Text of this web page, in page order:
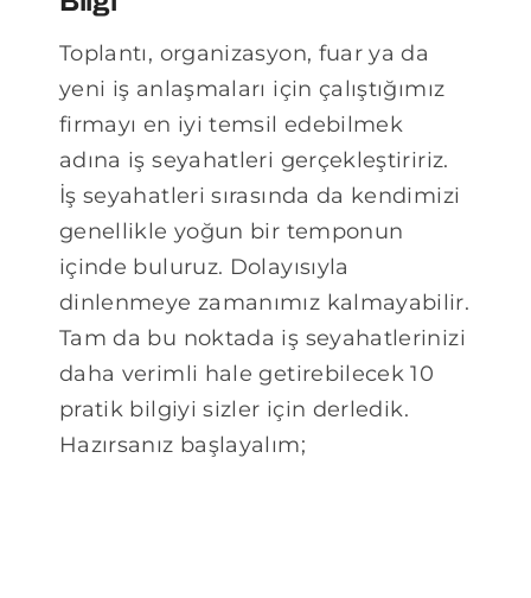
yeni iş anlaşmaları için çalıştığımız
firmayı en iyi temsil edebilmek
adına iş seyahatleri gerçekleştiririz.
İş seyahatleri sırasında da kendimizi
genellikle yoğun bir temponun
içinde buluruz. Dolayısıyla
dinlenmeye zamanımız kalmayabilir.
Tam da bu noktada iş seyahatlerinizi
daha verimli hale getirebilecek 10
pratik bilgiyi sizler için derledik.
Hazırsanız başlayalım;